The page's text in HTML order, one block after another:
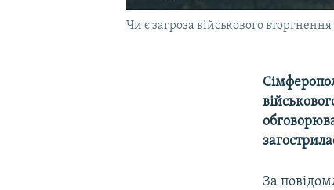
Чи є загроза військового
За